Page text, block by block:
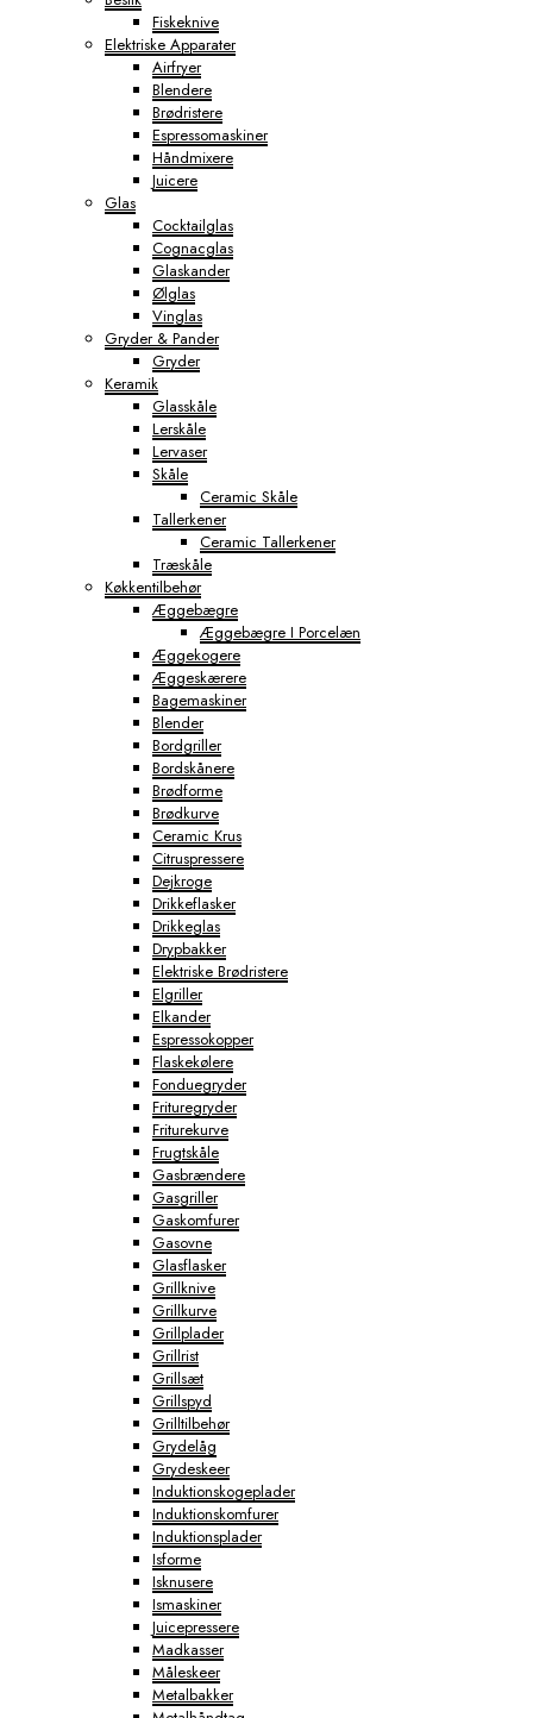
Fiskeknive
Elektriske Apparater
Airfryer
Blendere
Brødristere
Espressomaskiner
Håndmixere
Juicere
Glas
Cocktailglas
Cognacglas
Glaskander
Ølglas
Vinglas
Gryder & Pander
Gryder
Keramik
Glasskåle
Lerskåle
Lervaser
Skåle
Ceramic Skåle
Tallerkener
Ceramic Tallerkener
Træskåle
Køkkentilbehør
Æggebægre
Æggebægre I Porcelæn
Æggekogere
Æggeskærere
Bagemaskiner
Blender
Bordgriller
Bordskånere
Brødforme
Brødkurve
Ceramic Krus
Citruspressere
Dejkroge
Drikkeflasker
Drikkeglas
Drypbakker
Elektriske Brødristere
Elgriller
Elkander
Espressokopper
Flaskekølere
Fonduegryder
Frituregryder
Friturekurve
Frugtskåle
Gasbrændere
Gasgriller
Gaskomfurer
Gasovne
Glasflasker
Grillknive
Grillkurve
Grillplader
Grillrist
Grillsæt
Grillspyd
Grilltilbehør
Grydelåg
Grydeskeer
Induktionskogeplader
Induktionskomfurer
Induktionsplader
Isforme
Isknusere
Ismaskiner
Juicepressere
Madkasser
Måleskeer
Metalbakker